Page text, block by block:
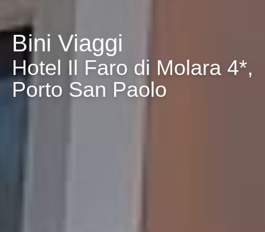
Bini Viaggi
Hotel Il Faro di Molara 4*,
Porto San Paolo